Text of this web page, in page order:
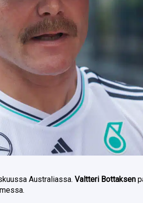
Australiassa.Valtteri Bottaksen